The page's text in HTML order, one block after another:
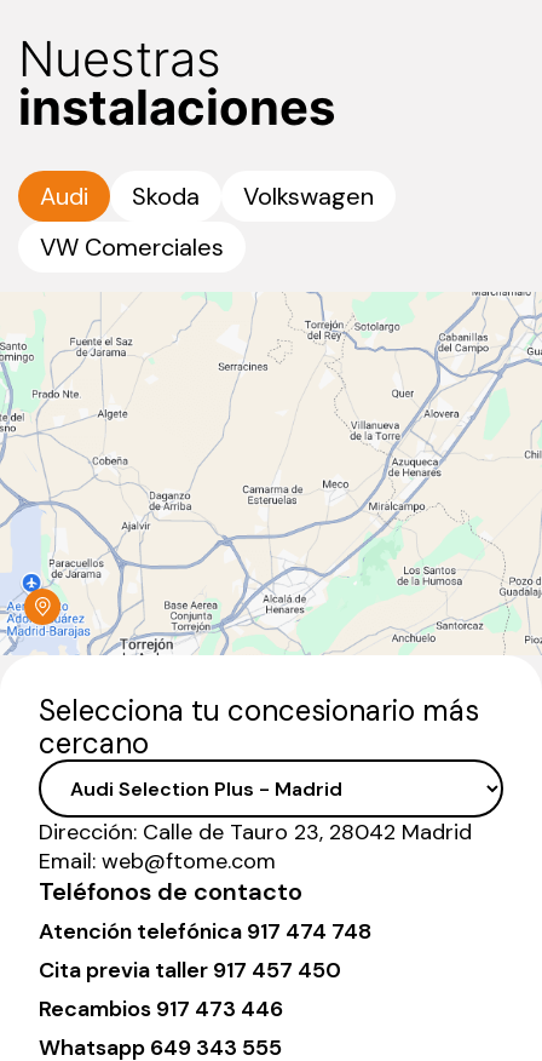
Nuestras
instalaciones
Audi Skoda
Volkswagen
VW Comerciales
Selecciona tu concesionario más
cercano
Dirección: Calle de Tauro 23, 28042 Madrid
Email: web@ftome.com
Teléfonos de contacto
Atención telefónica 917 474 748
Cita previa taller 917 457 450
Recambios 917 473 446
Whatsapp 649 343 555